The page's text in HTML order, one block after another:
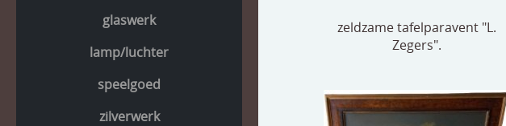
glaswerk
lamp/luchter
speelgoed
zilverwerk
zeldzame tafelparavent "L.
Zegers".